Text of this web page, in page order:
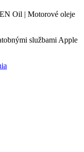
službami Apple